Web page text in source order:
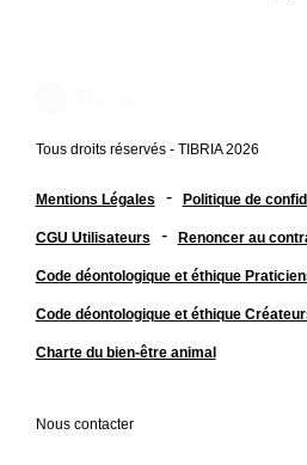
Tous droits réservés - TIBRIA 2026
Mentions Légales - Politique de
CGU Utilisateurs - Renoncer au
Code déontologique et éthique
Code déontologique et éthique
Charte du bien-être animal
Nous contacter